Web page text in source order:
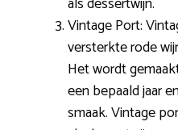
Vintage Port:
versterkte rode
Het wordt
een bepaald jaar
smaak. Vintage